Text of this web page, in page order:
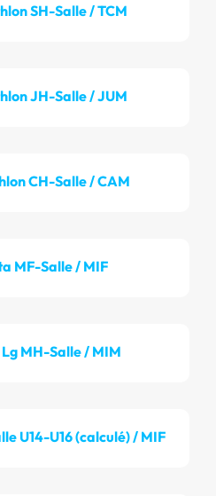
SH-Salle / TCM
JH-Salle / JUM
CH-Salle / CAM
MF-Salle / MIF
MH-Salle / MIM
U14-U16 (calculé) / MIF